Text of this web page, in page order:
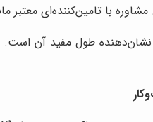
با تامین‌کننده‌ای معتبر
طول مفید آن است.